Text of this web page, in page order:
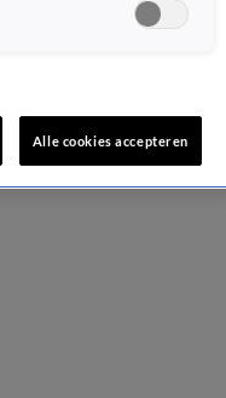
Alle cookies accepteren